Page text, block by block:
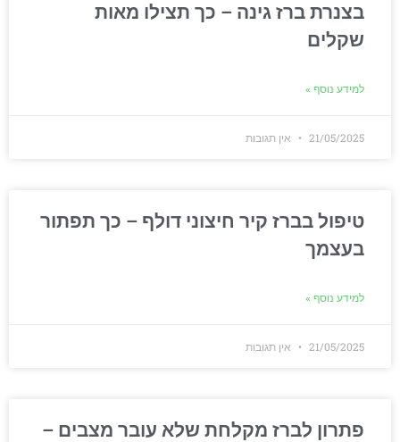
בצנרת ברז גינה – כך תצילו מאות
שקלים
למידע נוסף »
21/05/2025 אין תגובות
טיפול בברז קיר חיצוני דולף – כך תפתור
בעצמך
למידע נוסף »
21/05/2025 אין תגובות
פתרון לברז מקלחת שלא עובר מצבים –